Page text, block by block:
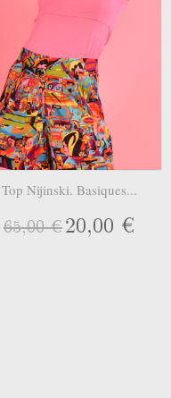
Top Nijinski. Basiques...
65,00 €20,00 €